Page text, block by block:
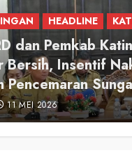
Apresiasi
Awasi Harga
3 MARET 2026